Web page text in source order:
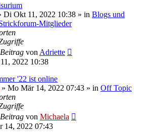
Di Okt 11, 2022 10:38 » in Blogs und
Mitglieder
von Adriette
2022 10:38
'22 ist online
» Mo Mär 14, 2022 07:43 » in Off Topic
von Michaela
14, 2022 07:43